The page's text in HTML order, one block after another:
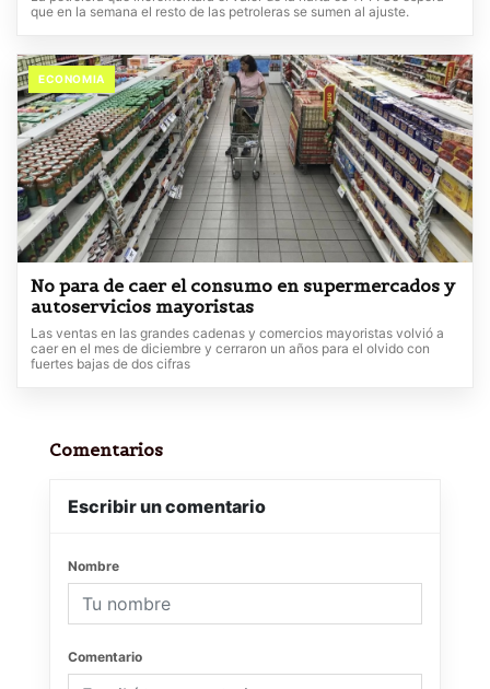
que en la semana el resto de las petroleras se sumen al ajuste.
ECONOMIA
No para de caer el consumo en supermercados y
autoservicios mayoristas
Las ventas en las grandes cadenas y comercios mayoristas volvió a
caer en el mes de diciembre y cerraron un años para el olvido con
fuertes bajas de dos cifras
Comentarios
Escribir un comentario
Nombre
Comentario